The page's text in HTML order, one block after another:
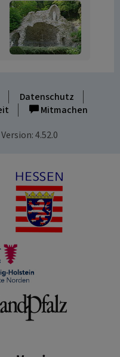
Datenschutz
Mitmachen
Version: 4.52.0